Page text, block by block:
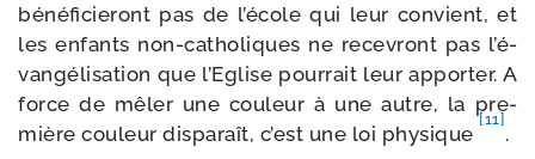
béné­fi­cie­ront pas de l’é­cole qui leur convient, et
les enfants non-​catholiques ne rece­vront pas l’é­
van­gé­li­sa­tion que l’Eglise pour­rait leur appor­ter. A
force de mêler une cou­leur à une autre, la pre­
mière cou­leur dis­pa­raît, c’est une loi phy­sique
[11]
.